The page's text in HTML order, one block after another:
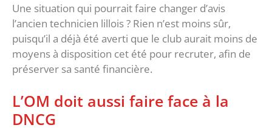
Une situation qui pourrait faire changer d’avis
l’ancien technicien lillois ? Rien n’est moins sûr,
puisqu’il a déjà été averti que le club aurait moins de
moyens à disposition cet été pour recruter, afin de
préserver sa santé financière.
L’OM doit aussi faire face à la
DNCG